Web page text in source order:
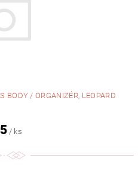
BODY / ORGANIZÉR, LEOPARD
/ ks